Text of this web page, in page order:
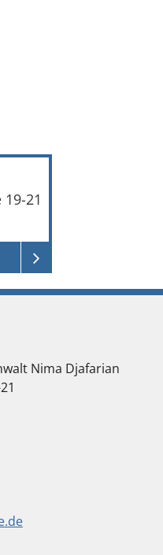
21
Nima Djafarian